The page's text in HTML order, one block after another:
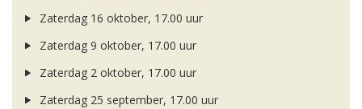
Zaterdag 16 oktober, 17.00 uur
Zaterdag 9 oktober, 17.00 uur
Zaterdag 2 oktober, 17.00 uur
Zaterdag 25 september, 17.00 uur